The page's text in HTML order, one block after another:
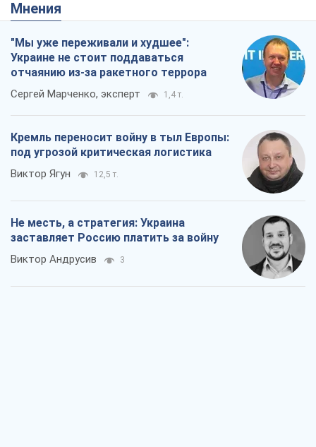
Мнения
"Мы уже переживали и худшее":
Украине не стоит поддаваться
отчаянию из-за ракетного террора
Сергей Марченко, эксперт 1,4 т.
Кремль переносит войну в тыл Европы:
под угрозой критическая логистика
Виктор Ягун 12,5 т.
Не месть, а стратегия: Украина
заставляет Россию платить за войну
Виктор Андрусив 3